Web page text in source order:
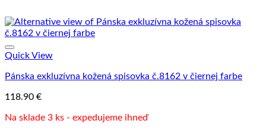
Quick View
Pánska exkluzívna kožená spisovka č.8162 v čiernej farbe
118.90 €
Na sklade 3 ks - expedujeme ihneď